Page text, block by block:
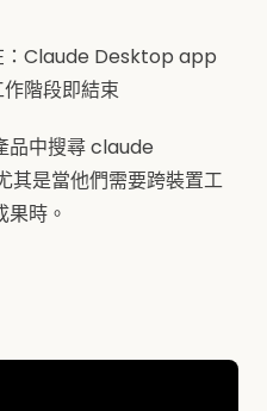
：Claude Desktop app
階段即結束
品中搜尋 claude
是當他們需要跨裝置工
時。